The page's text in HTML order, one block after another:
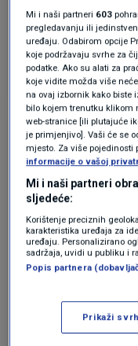
uh, koliko je naš
oštriji...
Sidland
Mađarski
Mađarskoj ???
Hrvatskoj koje
Rafinerija i Rijeci
Mađarskoj i
je uništila
Komšića ne
exselance
Mi i naši partneri 603
pregledavanju ili
uređaju. Odabirom opcije
koje podržavaju svrhe za
podatke. Ako su alati za
koje vidite možda više
na ovaj izbornik kako biste
bilo kojem trenutku klikom
web-stranice [ili plutajuće
je primjenjivo]. Vaši će se
mjesto. Za više pojedinosti
informacije o vašoj
Mi i naši partneri
sljedeće:
Korištenje preciznih
karakteristika uređaja za
uređaju. Personalizirano
sadržaja, uvidi u publiku i
Popis partnera
Prikaži